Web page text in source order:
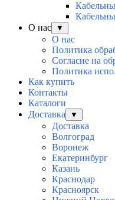
О нас
▼
О нас
Политика
Согласие на
Политика
Как купить
Контакты
Каталоги
Доставка
▼
Доставка
Волгоград
Воронеж
Екатеринбург
Казань
Краснодар
Красноярск